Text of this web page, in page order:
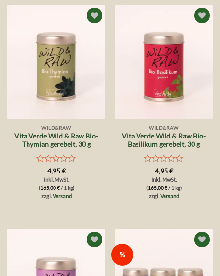
Wunschliste
WILD&RAW
Vita Verde Wild & Raw Bio-
Thymian gerebelt, 30 g
Bewertet
mit
0
von
4,95€
Inkl. MwSt.
(165,00€/ 1 kg)
zzgl.Versand
Wunschliste
WILD&RAW
Vita Verde Wild & Raw Bio-
Basilikum gerebelt, 30 g
Bewertet
mit
0
von
4,95€
Inkl. MwSt.
(165,00€/ 1 kg)
zzgl.Versand
Wunschliste
%